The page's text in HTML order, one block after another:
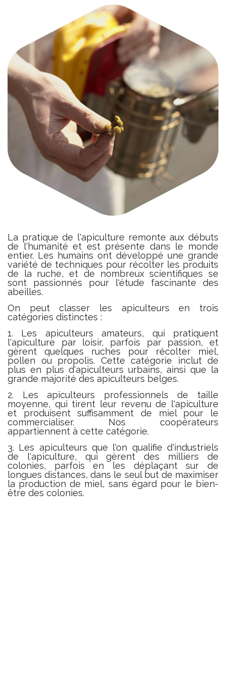
La pratique de l'apiculture remonte aux débuts
de l'humanité et est présente dans le monde
entier. Les humains ont développé une grande
variété de techniques pour récolter les produits
de la ruche, et de nombreux scientifiques se
sont passionnés pour l'étude fascinante des
abeilles.
On peut classer les apiculteurs en trois
catégories distinctes :
1. Les apiculteurs amateurs, qui pratiquent
l'apiculture par loisir, parfois par passion, et
gèrent quelques ruches pour récolter miel,
pollen ou propolis. Cette catégorie inclut de
plus en plus d'apiculteurs urbains, ainsi que la
grande majorité des apiculteurs belges.
2. Les apiculteurs professionnels de taille
moyenne, qui tirent leur revenu de l'apiculture
et produisent suffisamment de miel pour le
commercialiser. Nos coopérateurs
appartiennent à cette catégorie.
3. Les apiculteurs que l'on qualifie d'industriels
de l'apiculture, qui gèrent des milliers de
colonies, parfois en les déplaçant sur de
longues distances, dans le seul but de maximiser
la production de miel, sans égard pour le bien-
être des colonies.